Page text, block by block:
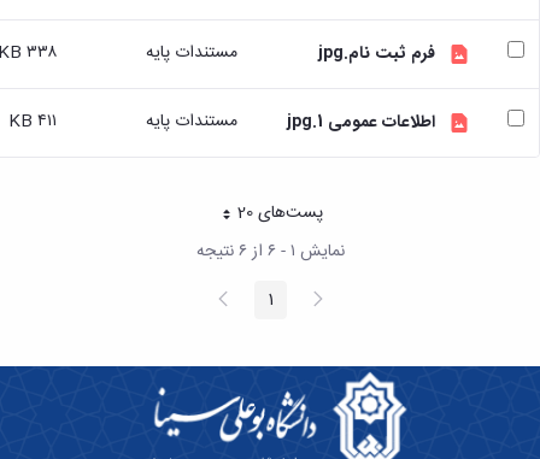
درخواست
راهنمایی
فرم ثبت نام.jpg مستندات پایه ۳۳۸ KB
اطلاعات عمومی 1.jpg مستندات پایه ۴۱۱ KB
پست‌‌های 20هر صفحه
نمایش ۱ - ۶ از ۶ نتیجه
پیغام
قبلی صفحه1 صفحه
بعد